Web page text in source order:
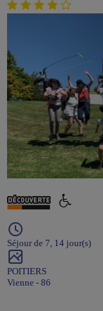
Séjour de 7, 14 jour(s)
POITIERS
Vienne - 86